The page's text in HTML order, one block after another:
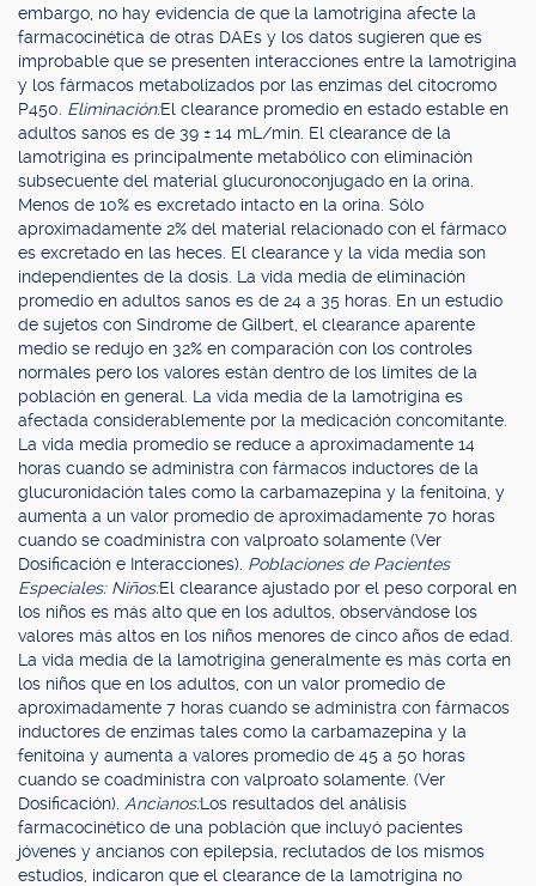
embargo, no hay evidencia de que la lamotrigina afecte la
farmacocinética de otras DAEs y los datos sugieren que es
improbable que se presenten interacciones entre la lamotrigina
y los fármacos metabolizados por las enzimas del citocromo
P450. Eliminación:El clearance promedio en estado estable en
adultos sanos es de 39 ± 14 mL/min. El clearance de la
lamotrigina es principalmente metabólico con eliminación
subsecuente del material glucuronoconjugado en la orina.
Menos de 10% es excretado intacto en la orina. Sólo
aproximadamente 2% del material relacionado con el fármaco
es excretado en las heces. El clearance y la vida media son
independientes de la dosis. La vida media de eliminación
promedio en adultos sanos es de 24 a 35 horas. En un estudio
de sujetos con Síndrome de Gilbert, el clearance aparente
medio se redujo en 32% en comparación con los controles
normales pero los valores están dentro de los límites de la
población en general. La vida media de la lamotrigina es
afectada considerablemente por la medicación concomitante.
La vida media promedio se reduce a aproximadamente 14
horas cuando se administra con fármacos inductores de la
glucuronidación tales como la carbamazepina y la fenitoína, y
aumenta a un valor promedio de aproximadamente 70 horas
cuando se coadministra con valproato solamente (Ver
Dosificación e Interacciones). Poblaciones de Pacientes
Especiales: Niños:El clearance ajustado por el peso corporal en
los niños es más alto que en los adultos, observándose los
valores más altos en los niños menores de cinco años de edad.
La vida media de la lamotrigina generalmente es más corta en
los niños que en los adultos, con un valor promedio de
aproximadamente 7 horas cuando se administra con fármacos
inductores de enzimas tales como la carbamazepina y la
fenitoína y aumenta a valores promedio de 45 a 50 horas
cuando se coadministra con valproato solamente. (Ver
Dosificación). Ancianos:Los resultados del análisis
farmacocinético de una población que incluyó pacientes
jóvenes y ancianos con epilepsia, reclutados de los mismos
estudios, indicaron que el clearance de la lamotrigina no